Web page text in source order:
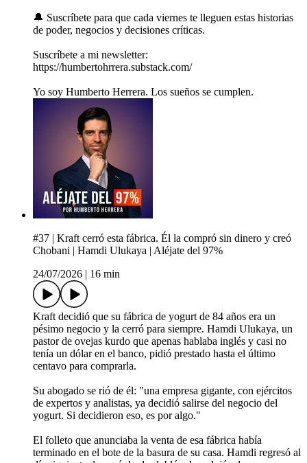
🔔 Suscríbete para que cada viernes te lleguen estas historias
de poder, negocios y decisiones críticas.
Suscríbete a mi newsletter:
https://humbertohrrera.substack.com/
Yo soy Humberto Herrera. Los sueños se cumplen.
#37 | Kraft cerró esta fábrica. Él la compró sin dinero y creó
Chobani | Hamdi Ulukaya | Aléjate del 97%
24/07/2026
16 min
Kraft decidió que su fábrica de yogurt de 84 años era un
pésimo negocio y la cerró para siempre. Hamdi Ulukaya, un
pastor de ovejas kurdo que apenas hablaba inglés y casi no
tenía un dólar en el banco, pidió prestado hasta el último
centavo para comprarla.
Su abogado se rió de él: "una empresa gigante, con ejércitos
de expertos y analistas, ya decidió salirse del negocio del
yogurt. Si decidieron eso, es por algo."
El folleto que anunciaba la venta de esa fábrica había
terminado en el bote de la basura de su casa. Hamdi regresó al